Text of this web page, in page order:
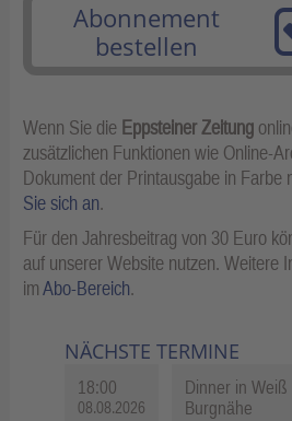
Abonnement
bestellen
Wenn Sie die Eppsteiner Zeitung
zusätzlichen Funktionen wie Online-
Dokument der Printausgabe in Farbe
Sie sich an.
Für den Jahresbeitrag von 30 Euro
auf unserer Website nutzen. Weitere
imAbo-Bereich.
NÄCHSTE TERMINE
18:00
08.08.2026
Dinner in
Burgnähe